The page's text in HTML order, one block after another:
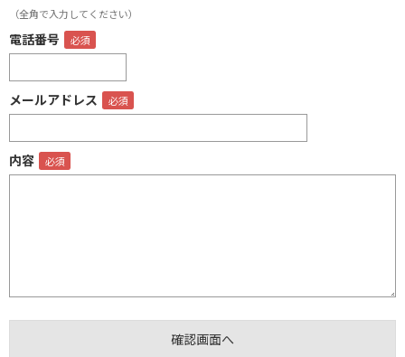
（全角で入力してください）
電話番号
メールアドレス
内容